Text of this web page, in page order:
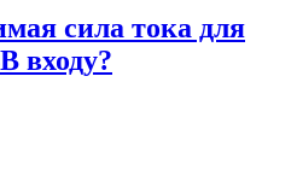
сила тока для
входу?